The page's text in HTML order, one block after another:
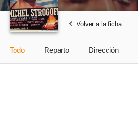
Volver a la ficha
Todo Reparto Dirección